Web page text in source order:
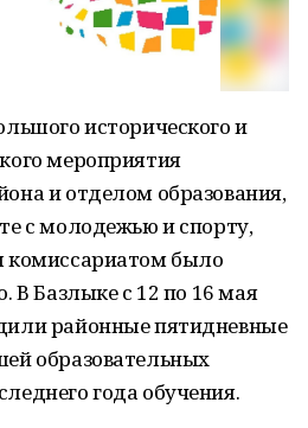
исторического и
мероприятия
и отделом образования,
с молодежью и спорту,
было
В Базлыке с 12 по 16 мая
районные пятидневные
образовательных
года обучения.